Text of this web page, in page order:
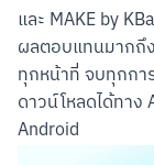
และ MAKE by
ผลตอบแทนมากถึ
ทุกหน้าที่ จบทุกกา
ดาวน์โหลดได้ทาง